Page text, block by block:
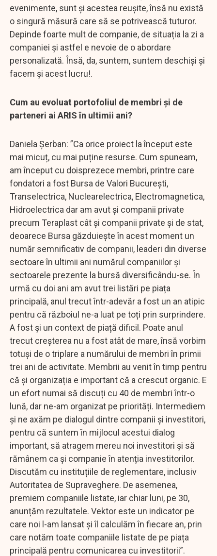
evenimente, sunt și acestea reușite, însă nu există
o singură măsură care să se potrivească tuturor.
Depinde foarte mult de companie, de situația la zi a
companiei și astfel e nevoie de o abordare
personalizată. Însă, da, suntem, suntem deschiși și
facem și acest lucru!.
Cum au evoluat portofoliul de membri și de
parteneri ai ARIS în ultimii ani?
Daniela Șerban: ”Ca orice proiect la început este
mai micuț, cu mai puține resurse. Cum spuneam,
am început cu doisprezece membri, printre care
fondatori a fost Bursa de Valori București,
Transelectrica, Nuclearelectrica, Electromagnetica,
Hidroelectrica dar am avut și companii private
precum Teraplast cât și companii private și de stat,
deoarece Bursa găzduiește în acest moment un
număr semnificativ de companii, leaderi din diverse
sectoare în ultimii ani numărul companiilor și
sectoarele prezente la bursă diversificându-se. În
urmă cu doi ani am avut trei listări pe piața
principală, anul trecut într-adevăr a fost un an atipic
pentru că războiul ne-a luat pe toți prin surprindere.
A fost și un context de piață dificil. Poate anul
trecut creșterea nu a fost atât de mare, însă vorbim
totuși de o triplare a numărului de membri în primii
trei ani de activitate. Membrii au venit în timp pentru
că și organizația e important că a crescut organic. E
un efort numai să discuți cu 40 de membri într-o
lună, dar ne-am organizat pe priorități. Intermediem
și ne axăm pe dialogul dintre companii și investitori,
pentru că suntem în mijlocul acestui dialog
important, să atragem mereu noi investitori și să
rămânem ca și companie în atenția investitorilor.
Discutăm cu instituțiile de reglementare, inclusiv
Autoritatea de Supraveghere. De asemenea,
premiem companiile listate, iar chiar luni, pe 30,
anunțăm rezultatele. Vektor este un indicator pe
care noi l-am lansat și îl calculăm în fiecare an, prin
care notăm toate companiile listate de pe piața
principală pentru comunicarea cu investitorii”.